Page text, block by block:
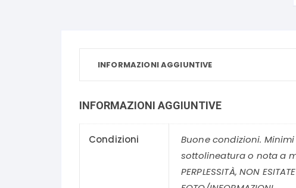
INFORMAZIONI AGGIUNTIVE
INFORMAZIONI AGGIUNTIVE
Condizioni
Buone condizioni.
sottolineatura o nota a
PERPLESSITÀ, NON